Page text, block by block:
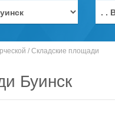
. .
/ Складские площади
Буинск